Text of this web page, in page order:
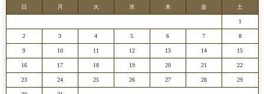
日 月 火 水 木 金 土
1
2 3 4 5 6 7 8
9 10 11 12 13 14 15
16 17 18 19 20 21 22
23 24 25 26 27 28 29